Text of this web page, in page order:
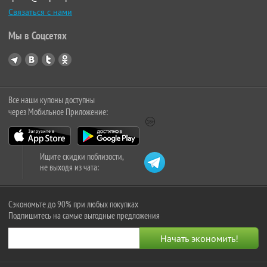
Связаться с нами
Мы в Соцсетях
Все наши купоны доступны
через Мобильное Приложение:
Ищите скидки поблизости,
не выходя из чата:
Сэкономьте до 90% при любых покупках
Подпишитесь на самые выгодные предложения